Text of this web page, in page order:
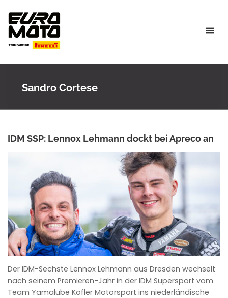
content
Sandro Cortese
IDM SSP: Lennox Lehmann dockt bei Apreco an
ANKE WIECZOREK
Der IDM-Sechste Lennox Lehmann aus Dresden wechselt
nach seinem Premieren-Jahr in der IDM Supersport vom
Team Yamalube Kofler Motorsport ins niederländische